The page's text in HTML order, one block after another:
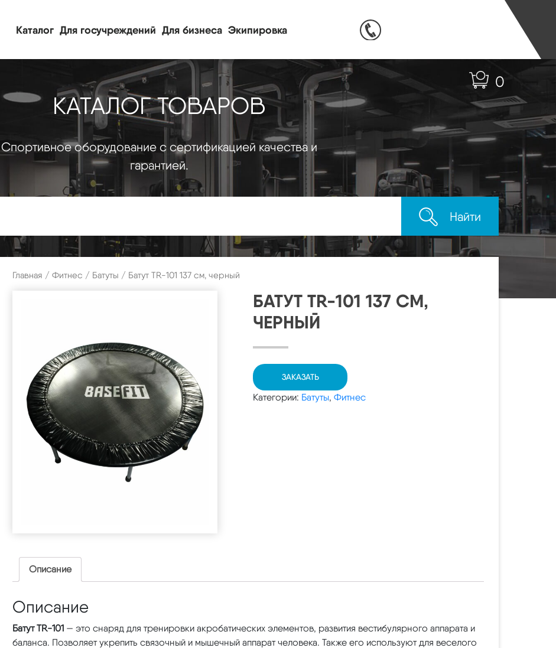
Каталог Для госучреждений Для бизнеса Экипировка
0
КАТАЛОГ ТОВАРОВ
Спортивное оборудование с сертификацией качества и
гарантией.
Найти
Главная / Фитнес / Батуты / Батут TR-101 137 см, черный
БАТУТ TR-101 137 СМ,
ЧЕРНЫЙ
ЗАКАЗАТЬ
Категории: Батуты, Фитнес
Описание
Описание
Батут TR-101 — это снаряд для тренировки акробатических элементов, развития вестибулярного аппарата и
баланса. Позволяет укрепить связочный и мышечный аппарат человека. Также его используют для веселого